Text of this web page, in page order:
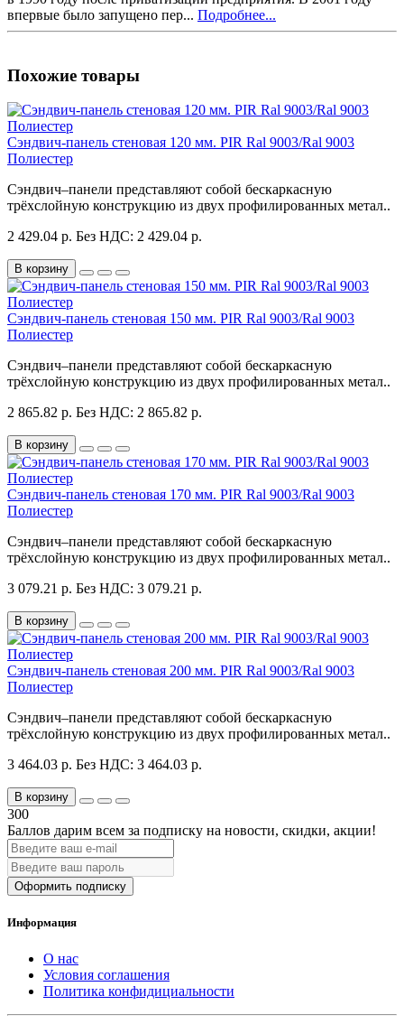
впервые было запущено пер... Подробнее...
Похожие товары
Сэндвич-панель стеновая 120 мм. PIR Ral 9003/Ral 9003
Полиестер
Сэндвич–панели представляют собой бескаркасную
трёхслойную конструкцию из двух профилированных метал..
2 429.04 р. Без НДС: 2 429.04 р.
В корзину
Сэндвич-панель стеновая 150 мм. PIR Ral 9003/Ral 9003
Полиестер
Сэндвич–панели представляют собой бескаркасную
трёхслойную конструкцию из двух профилированных метал..
2 865.82 р. Без НДС: 2 865.82 р.
В корзину
Сэндвич-панель стеновая 170 мм. PIR Ral 9003/Ral 9003
Полиестер
Сэндвич–панели представляют собой бескаркасную
трёхслойную конструкцию из двух профилированных метал..
3 079.21 р. Без НДС: 3 079.21 р.
В корзину
Сэндвич-панель стеновая 200 мм. PIR Ral 9003/Ral 9003
Полиестер
Сэндвич–панели представляют собой бескаркасную
трёхслойную конструкцию из двух профилированных метал..
3 464.03 р. Без НДС: 3 464.03 р.
В корзину
300
Баллов дарим всем за подписку на новости, скидки, акции!
Оформить подписку
Информация
О нас
Условия соглашения
Политика конфидициальности